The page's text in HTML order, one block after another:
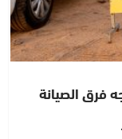
فرق الصيانة